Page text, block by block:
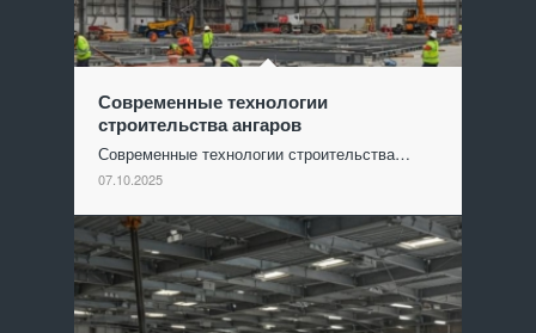
Современные технологии
строительства ангаров
Современные технологии строительства…
07.10.2025